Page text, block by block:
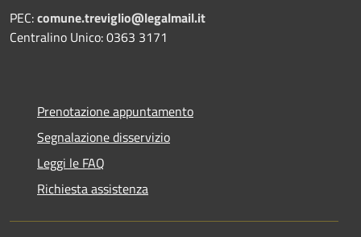
PEC:comune.treviglio@legalmail.it
Centralino Unico: 0363 3171
Prenotazione appuntamento
Segnalazione disservizio
Leggi le FAQ
Richiesta assistenza